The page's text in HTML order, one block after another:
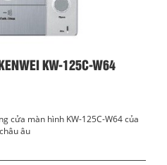
KW-125C-W64
cửa màn hình KW-125C-W64 của
âu